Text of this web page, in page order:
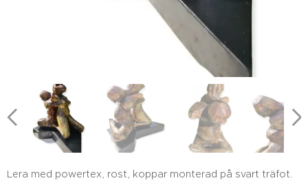
Lera med powertex, rost, koppar monterad på svart träfot.